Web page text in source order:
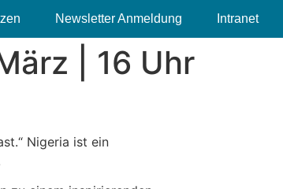
Newsletter Anmeldung Intranet
| 16 Uhr
Nigeria ist ein